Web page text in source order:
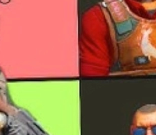
và trải nghiệm thực chiến, nên bạn
nhiều yếu tố chứ không chỉ đẹp hay xấu.
là ai, có cá tính, có phong cách riêng hay
thoại đặc trưng sẽ mang lại trải nghiệm rất
khi bắn chính là tay cầm súng; Agent có
với môi trường – Agent quá sặc sỡ có
người dùng thường được săn lùng và có
– có Agent tạo cảm giác tự tin, "mượt"